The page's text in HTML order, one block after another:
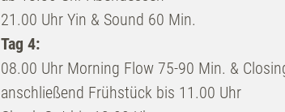
21.00 Uhr Yin & Sound 60 Min.
Tag 4:
08.00 Uhr Morning Flow 75-90 Min. &
anschließend Frühstück bis 11.00 Uhr